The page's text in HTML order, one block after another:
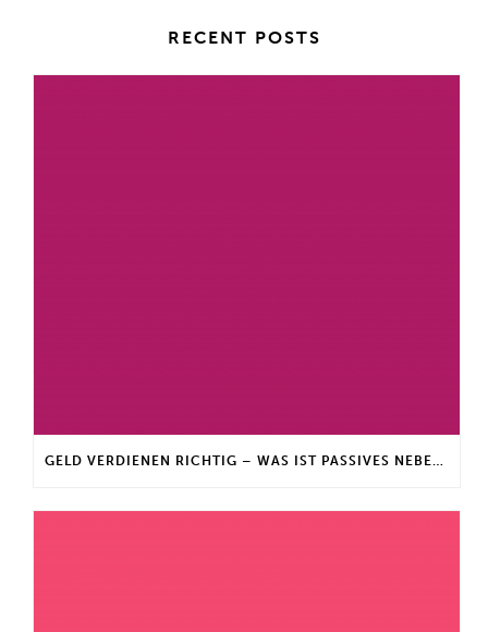
RECENT POSTS
GELD VERDIENEN RICHTIG – WAS IST PASSIVES NEBENEINKOMMEN?